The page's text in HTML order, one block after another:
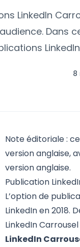
LinkedIn
Dans
8
Note éditoriale :
version anglaise,
version anglaise.
Publication
L’option de
LinkedIn en 2018.
LinkedIn
LinkedIn